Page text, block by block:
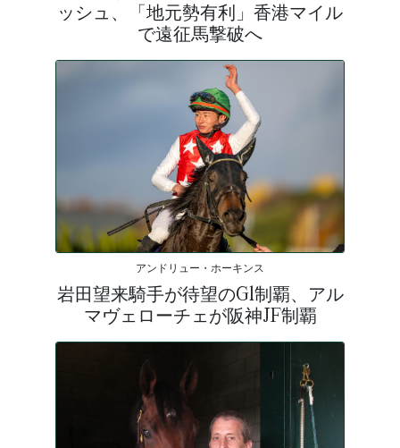
ッシュ、「地元勢有利」香港マイル
で遠征馬撃破へ
アンドリュー・ホーキンス
岩田望来騎手が待望のG1制覇、アル
マヴェローチェが阪神JF制覇